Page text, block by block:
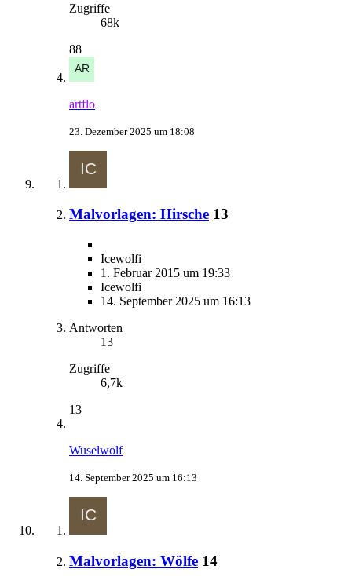
Zugriffe
68k
88
artflo
23. Dezember 2025 um 18:08
Malvorlagen: Hirsche 13
Icewolfi
1. Februar 2015 um 19:33
Icewolfi
14. September 2025 um 16:13
Antworten
13
Zugriffe
6,7k
13
Wuselwolf
14. September 2025 um 16:13
Malvorlagen: Wölfe 14